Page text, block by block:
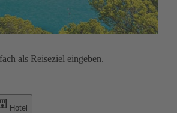
als Reiseziel eingeben.
Hotel